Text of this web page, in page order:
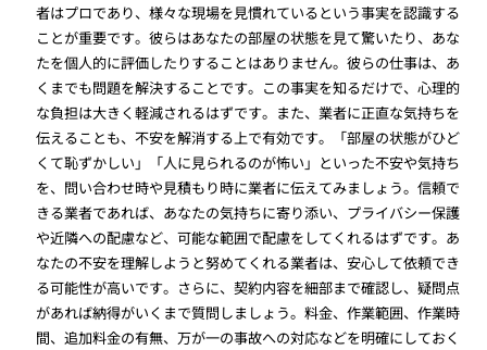
者はプロであり、様々な現場を見慣れているという事実を認識する
ことが重要です。彼らはあなたの部屋の状態を見て驚いたり、あな
たを個人的に評価したりすることはありません。彼らの仕事は、あ
くまでも問題を解決することです。この事実を知るだけで、心理的
な負担は大きく軽減されるはずです。また、業者に正直な気持ちを
伝えることも、不安を解消する上で有効です。「部屋の状態がひど
くて恥ずかしい」「人に見られるのが怖い」といった不安や気持ち
を、問い合わせ時や見積もり時に業者に伝えてみましょう。信頼で
きる業者であれば、あなたの気持ちに寄り添い、プライバシー保護
や近隣への配慮など、可能な範囲で配慮をしてくれるはずです。あ
なたの不安を理解しようと努めてくれる業者は、安心して依頼でき
る可能性が高いです。さらに、契約内容を細部まで確認し、疑問点
があれば納得がいくまで質問しましょう。料金、作業範囲、作業時
間、追加料金の有無、万が一の事故への対応などを明確にしておく